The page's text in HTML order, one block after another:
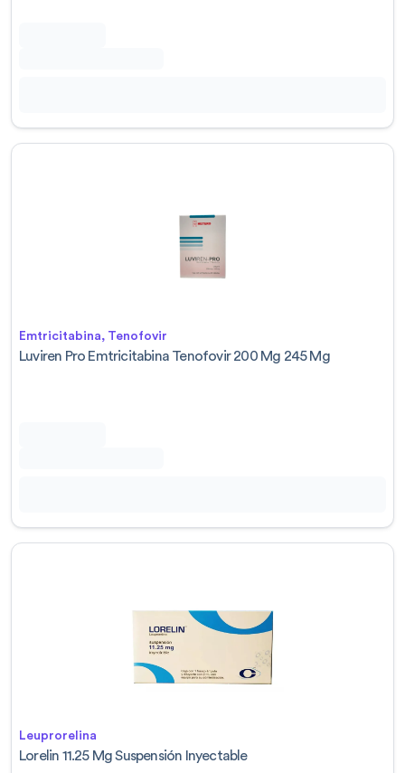
Emtricitabina, Tenofovir
Luviren Pro Emtricitabina Tenofovir 200 Mg 245 Mg
Leuprorelina
Lorelin 11.25 Mg Suspensión Inyectable